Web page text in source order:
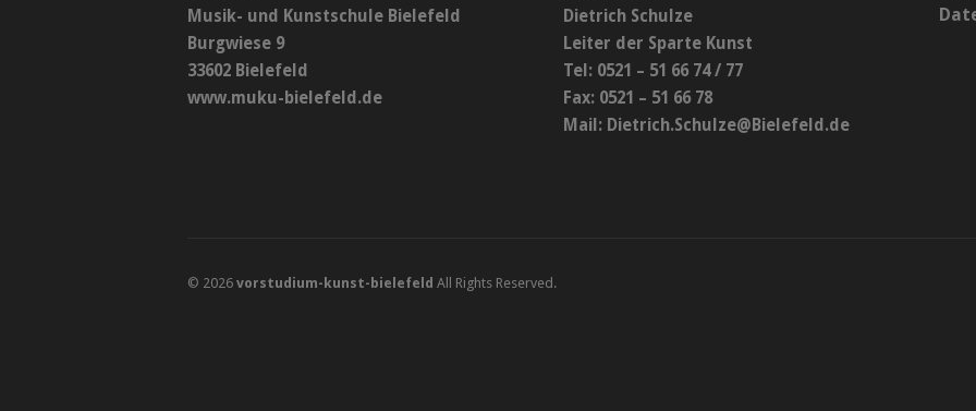
Musik- und Kunstschule Bielefeld
Burgwiese 9
33602 Bielefeld
www.muku-bielefeld.de
Dietrich Schulze
Leiter der Sparte Kunst
Tel: 0521 – 51 66 74 / 77
Fax: 0521 – 51 66 78
Mail: Dietrich.Schulze@Bielefeld.de
© 2026 vorstudium-kunst-bielefeld All Rights Reserved.